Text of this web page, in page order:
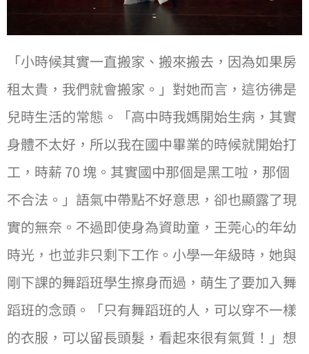
「⼩時候其實⼀直搬家、搬來搬去，因為如果房
租太貴，我們就會搬家。」對她而言，這彷彿是
兒時⽣活的常態。「高中時我媽開始⽣病，其實
身體不太好，所以我在國中畢業的時候就開始打
⼯，時薪 70 塊。其實國中那個是黑⼯啦，那個
不合法。」語氣中帶點不好意思，卻也顯露了現
實的無奈。不過即使身為資助童，王莞⼼的年幼
時光，也並非只剩下⼯作。⼩學⼀年級時，她與
剛下課的舞蹈班學⽣擦身而過，萌⽣了要加入舞
蹈班的念頭。「只有舞蹈班的⼈，可以穿不⼀樣
的衣服，可以留長頭髮，看起來很有氣質！」想